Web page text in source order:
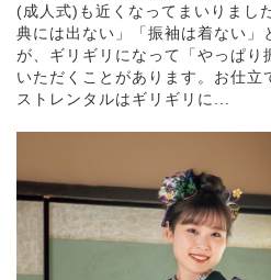
(成人式)も近くなってまいりまし
典には出ない」「振袖は着ない」
が、ギリギリになって「やっぱり
いただくことがあります。お仕立
ストレンタルはギリギリに...